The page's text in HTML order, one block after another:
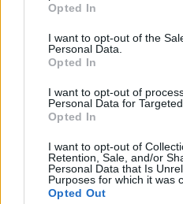
use your data for below
consent section.
Opted In
I want to opt-out of the
Personal Data.
Opted In
I want to opt-out of
Personal Data for
Opted In
I want to opt-out of
Retention, Sale, and/or
Personal Data that Is
Purposes for which it was
Opted Out
Continua a
MATERNITÀ E GRAVIDANZA